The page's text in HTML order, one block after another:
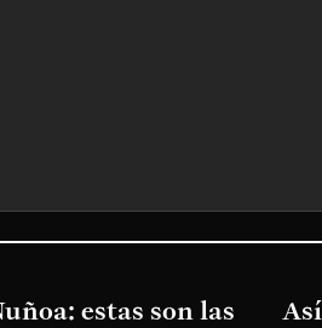
estas son las